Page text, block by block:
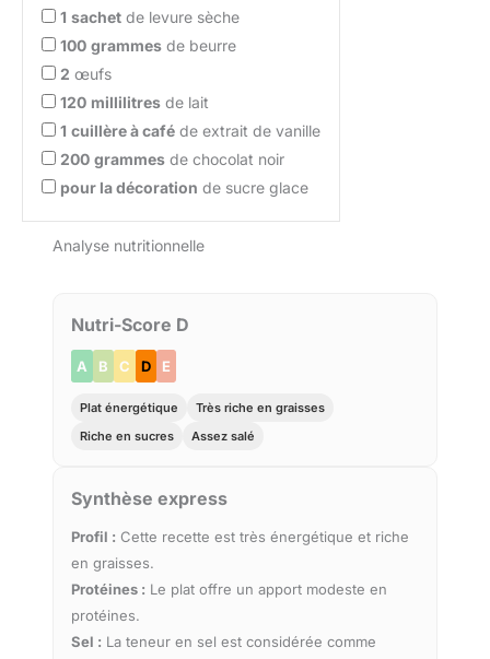
1 sachet de levure sèche
100 grammes de beurre
2 œufs
120 millilitres de lait
1 cuillère à café de extrait de vanille
200 grammes de chocolat noir
pour la décoration de sucre glace
Analyse nutritionnelle
Nutri-Score D
A B C D E
Plat énergétique
Très riche en graisses
Riche en sucres
Assez salé
Synthèse express
Profil : Cette recette est très énergétique et riche
en graisses.
Protéines : Le plat offre un apport modeste en
protéines.
Sel : La teneur en sel est considérée comme